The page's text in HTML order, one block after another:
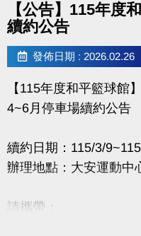
【公告】115年度
續約公告
發佈日期 : 2026.02.26
【115年度和平籃球館】
4~6月停車場續約公告
續約日期：115/3/
辦理地點：大安運動中
請攜帶：